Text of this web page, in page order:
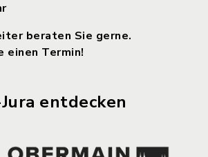
beraten Sie gerne.
einen Termin!
entdecken